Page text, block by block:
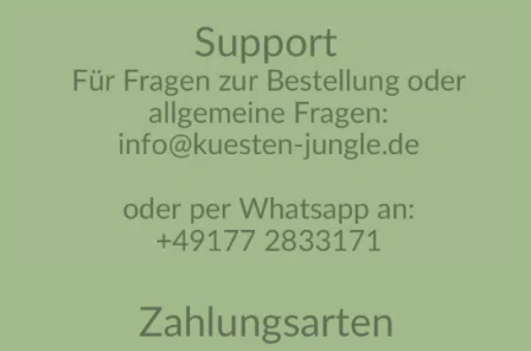
Küsten Jungle Assistent